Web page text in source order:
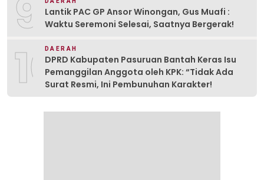
9
Lantik PAC GP Ansor Winongan, Gus Muafi :
Waktu Seremoni Selesai, Saatnya Bergerak!
10DAERAH
DPRD Kabupaten Pasuruan Bantah Keras Isu
Pemanggilan Anggota oleh KPK: “Tidak Ada
Surat Resmi, Ini Pembunuhan Karakter!